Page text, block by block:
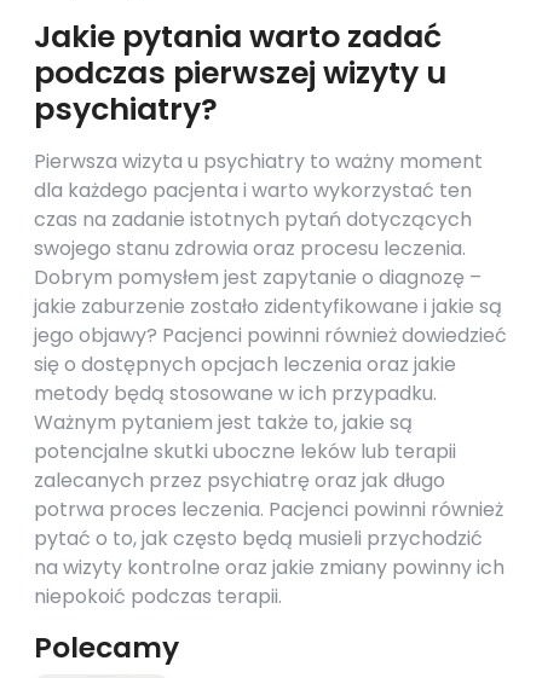
Jakie pytania warto zadać
podczas pierwszej wizyty u
psychiatry?
Pierwsza wizyta u psychiatry to ważny moment
dla każdego pacjenta i warto wykorzystać ten
czas na zadanie istotnych pytań dotyczących
swojego stanu zdrowia oraz procesu leczenia.
Dobrym pomysłem jest zapytanie o diagnozę –
jakie zaburzenie zostało zidentyfikowane i jakie są
jego objawy? Pacjenci powinni również dowiedzieć
się o dostępnych opcjach leczenia oraz jakie
metody będą stosowane w ich przypadku.
Ważnym pytaniem jest także to, jakie są
potencjalne skutki uboczne leków lub terapii
zalecanych przez psychiatrę oraz jak długo
potrwa proces leczenia. Pacjenci powinni również
pytać o to, jak często będą musieli przychodzić
na wizyty kontrolne oraz jakie zmiany powinny ich
niepokoić podczas terapii.
Polecamy